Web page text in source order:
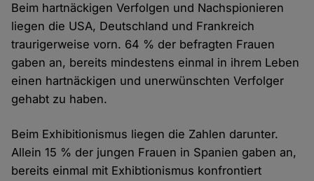
Beim hartnäckigen Verfolgen und Nachspionieren
liegen die USA, Deutschland und Frankreich
traurigerweise vorn. 64 % der befragten Frauen
gaben an, bereits mindestens einmal in ihrem Leben
einen hartnäckigen und unerwünschten Verfolger
gehabt zu haben.
Beim Exhibitionismus liegen die Zahlen darunter.
Allein 15 % der jungen Frauen in Spanien gaben an,
bereits einmal mit Exhibtionismus konfrontiert